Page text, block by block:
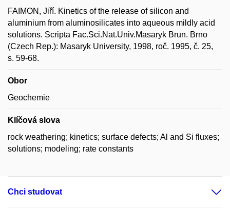
FAIMON, Jiří. Kinetics of the release of silicon and
aluminium from aluminosilicates into aqueous mildly acid
solutions. Scripta Fac.Sci.Nat.Univ.Masaryk Brun. Brno
(Czech Rep.): Masaryk University, 1998, roč. 1995, č. 25,
s. 59-68.
Obor
Geochemie
Klíčová slova
rock weathering; kinetics; surface defects; Al and Si fluxes;
solutions; modeling; rate constants
Chci studovat